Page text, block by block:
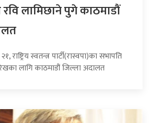
लामिछाने पुगे काठमाडौं
राष्ट्रिय स्वतन्त्र पार्टी(रास्वपा)का सभापति
लागि काठमाडौं जिल्ला अदालत